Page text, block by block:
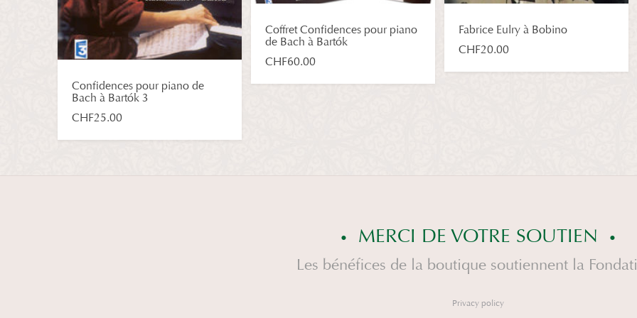
Confidences pour piano de
Bach à Bartók 3
CHF25.00
Coffret Confidences pour piano
de Bach à Bartók
CHF60.00
Fabrice Eulry à Bobino
CHF20.00
MERCI DE VOTRE SOUTIEN
Les bénéfices de la boutique soutiennent la
Privacy policy